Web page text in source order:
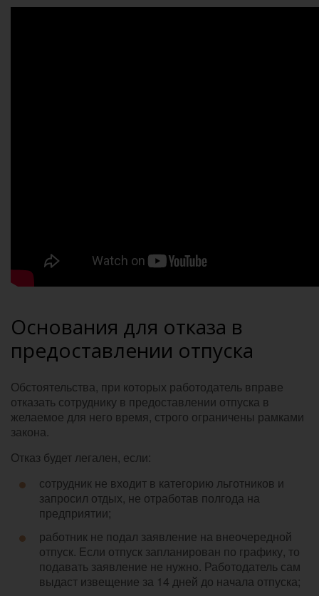
Основания для отказа в
предоставлении отпуска
Обстоятельства, при которых работодатель вправе
отказать сотруднику в предоставлении отпуска в
желаемое для него время, строго ограничены рамками
закона.
Отказ будет легален, если:
сотрудник не входит в категорию льготников и
запросил отдых, не отработав полгода на
предприятии;
работник не подал заявление на внеочередной
отпуск. Если отпуск запланирован по графику, то
подавать заявление не нужно. Работодатель сам
выдаст извещение за 14 дней до начала отпуска;